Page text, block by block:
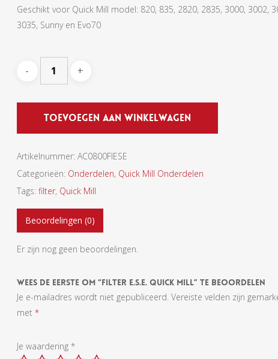
Geschikt voor Quick Mill model: 820, 835, 2820, 2835, 3000, 3002,
3035, Sunny en Evo70
Toevoegen Aan Winkelwagen
Artikelnummer: AC0800FIESE
Categorieën: Onderdelen, Quick Mill Onderdelen
Tags: filter, Quick Mill
Beoordelingen (0)
Er zijn nog geen beoordelingen.
Wees De Eerste Om “Filter E.S.E. Quick Mill” Te Beoordelen
Je e-mailadres wordt niet gepubliceerd. Vereiste velden zijn
met *
Je waardering *